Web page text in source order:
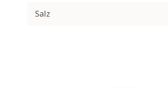
Salz